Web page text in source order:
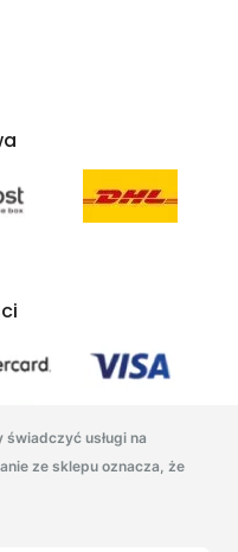
świadczyć usługi na
ze sklepu oznacza, że